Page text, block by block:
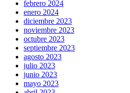
febrero 2024
enero 2024
diciembre 2023
noviembre 2023
octubre 2023
septiembre 2023
agosto 2023
julio 2023
junio 2023
mayo 2023